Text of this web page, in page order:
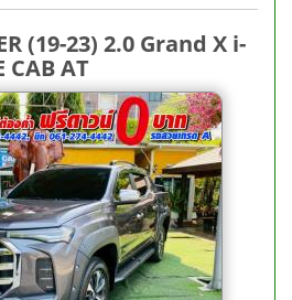
(19-23) 2.0 Grand X i-
CAB AT